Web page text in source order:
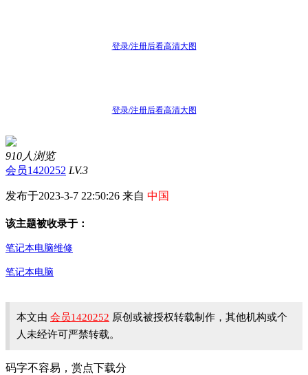
登录/注册后看高清大图
登录/注册后看高清大图
910人浏览
会员1420252 LV.3
发布于2023-3-7 22:50:26 来自 中国
该主题被收录于：
笔记本电脑维修
笔记本电脑
本文由 会员1420252 原创或被授权转载制作，其他机构或个
人未经许可严禁转载。
码字不容易，赏点下载分